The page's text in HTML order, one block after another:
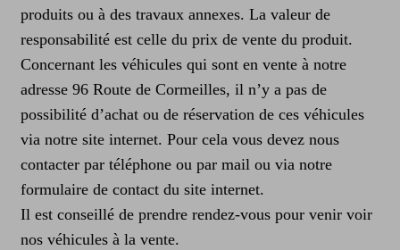
produits ou à des travaux annexes. La valeur de
responsabilité est celle du prix de vente du produit.
Concernant les véhicules qui sont en vente à notre
adresse 96 Route de Cormeilles, il n’y a pas de
possibilité d’achat ou de réservation de ces véhicules
via notre site internet. Pour cela vous devez nous
contacter par téléphone ou par mail ou via notre
formulaire de contact du site internet.
Il est conseillé de prendre rendez-vous pour venir voir
nos véhicules à la vente.